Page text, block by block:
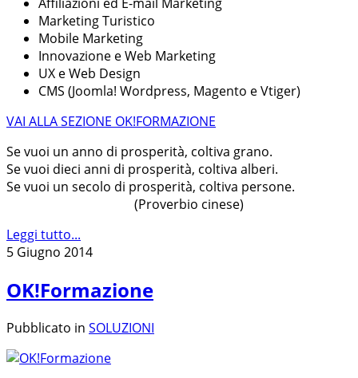
Marketing Turistico
Mobile Marketing
Innovazione e Web Marketing
UX e Web Design
CMS (Joomla! Wordpress, Magento e Vtiger)
VAI ALLA SEZIONE OK!FORMAZIONE
Se vuoi un anno di prosperità, coltiva grano.
Se vuoi dieci anni di prosperità, coltiva alberi.
Se vuoi un secolo di prosperità, coltiva persone.
(Proverbio cinese)
Leggi tutto...
5 Giugno 2014
OK!Formazione
Pubblicato in SOLUZIONI